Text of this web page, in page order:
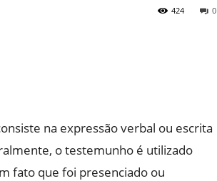
0
424
na expressão verbal ou escrita
o testemunho é utilizado
fato que foi presenciado ou